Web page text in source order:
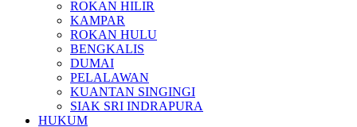
ROKAN HILIR
KAMPAR
ROKAN HULU
BENGKALIS
DUMAI
PELALAWAN
KUANTAN SINGINGI
SIAK SRI INDRAPURA
HUKUM